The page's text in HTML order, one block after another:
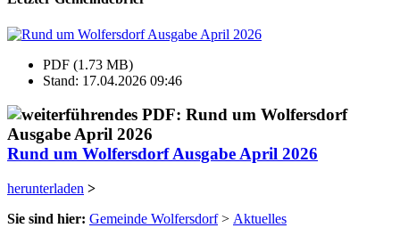
PDF (1.73 MB)
Stand: 17.04.2026 09:46
Rund um Wolfersdorf Ausgabe April 2026
herunterladen >
Sie sind hier: Gemeinde Wolfersdorf> Aktuelles